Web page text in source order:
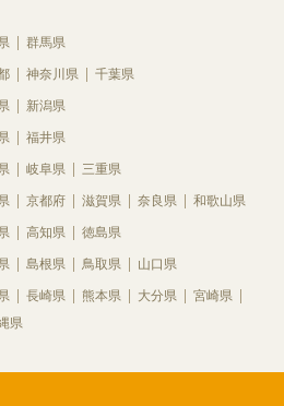
群馬県
神奈川県 千葉県
新潟県
福井県
岐阜県 三重県
京都府 滋賀県 奈良県 和歌山県
高知県 徳島県
島根県 鳥取県 山口県
長崎県 熊本県 大分県
宮崎県
県